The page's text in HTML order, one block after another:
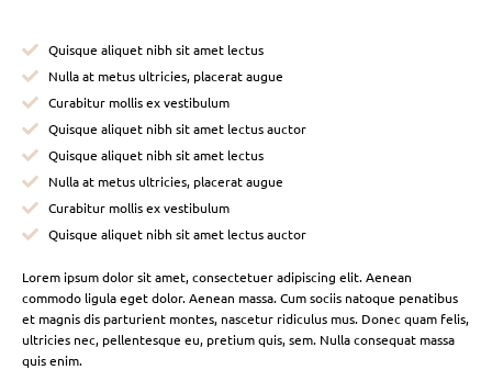
Quisque aliquet nibh sit amet lectus
Nulla at metus ultricies, placerat augue
Curabitur mollis ex vestibulum
Quisque aliquet nibh sit amet lectus auctor
Quisque aliquet nibh sit amet lectus
Nulla at metus ultricies, placerat augue
Curabitur mollis ex vestibulum
Quisque aliquet nibh sit amet lectus auctor
Lorem ipsum dolor sit amet, consectetuer adipiscing elit. Aenean
commodo ligula eget dolor. Aenean massa. Cum sociis natoque penatibus
et magnis dis parturient montes, nascetur ridiculus mus. Donec quam felis,
ultricies nec, pellentesque eu, pretium quis, sem. Nulla consequat massa
quis enim.